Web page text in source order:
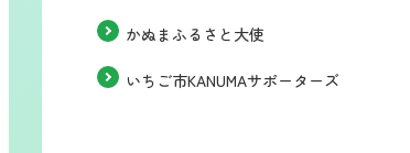
かぬまふるさと大使
いちご市KANUMAサポーターズ